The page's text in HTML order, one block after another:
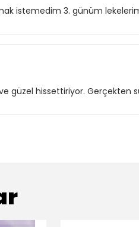
istemedim 3. günüm lekelerim
güzel hissettiriyor. Gerçekten